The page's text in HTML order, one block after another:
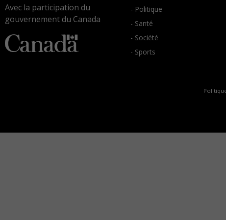
Avec la participation du
gouvernement du Canada
- Politique
- Santé
- Société
- Sports